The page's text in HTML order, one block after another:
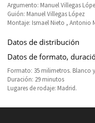
Argumento: Manuel Villegas
Guión: Manuel Villegas López
Montaje: Ismael Nieto , Antonio
Datos de distribución
Datos de formato,
Formato: 35 milimetros. Blanco
Duración: 29 minutos
Lugares de rodaje: Madrid.